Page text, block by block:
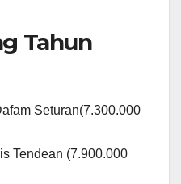
Tahun
Seturan(7.300.000
Tendean (7.900.000